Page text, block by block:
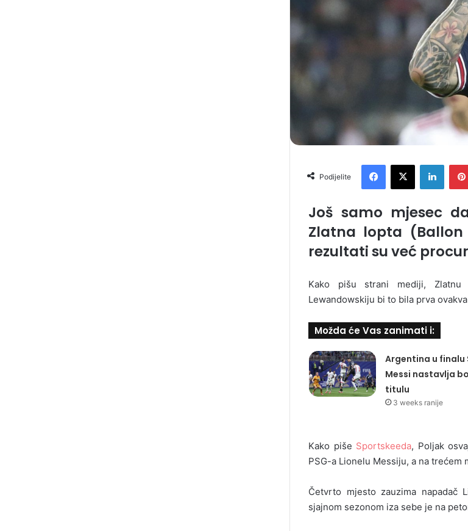
Podijelite
Još samo mjesec
Zlatna lopta (Ballon
rezultati su već
Kako pišu strani mediji, Zlatnu
Lewandowskiju bi to bila prva
Možda će Vas zanimati i:
Argentina u finalu
Messi nastavlja
titulu
3 weeks ranije
Kako piše Sportskeeda, Poljak
PSG-a Lionelu Messiju, a na trećem
Četvrto mjesto zauzima napadač
sjajnom sezonom iza sebe je na